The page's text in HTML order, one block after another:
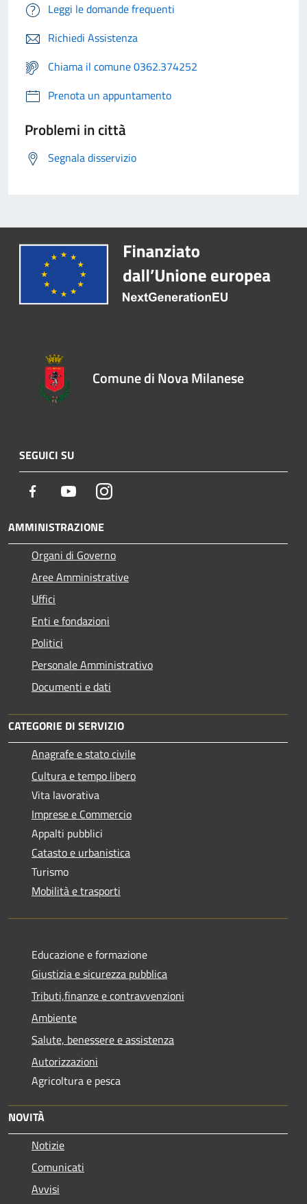
Leggi le domande frequenti
Richiedi Assistenza
Chiama il comune 0362.374252
Prenota un appuntamento
Problemi in città
Segnala disservizio
Comune di Nova Milanese
SEGUICI SU
Facebook YoutubeInstagram
AMMINISTRAZIONE
Organi di Governo
Aree Amministrative
Uffici
Enti e fondazioni
Politici
Personale Amministrativo
Documenti e dati
CATEGORIE DI SERVIZIO
Anagrafe e stato civile
Cultura e tempo libero
Vita lavorativa
Imprese e Commercio
Appalti pubblici
Catasto e urbanistica
Turismo
Mobilità e trasporti
Educazione e formazione
Giustizia e sicurezza pubblica
Tributi,finanze e contravvenzioni
Ambiente
Salute, benessere e assistenza
Autorizzazioni
Agricoltura e pesca
NOVITÀ
Notizie
Comunicati
Avvisi